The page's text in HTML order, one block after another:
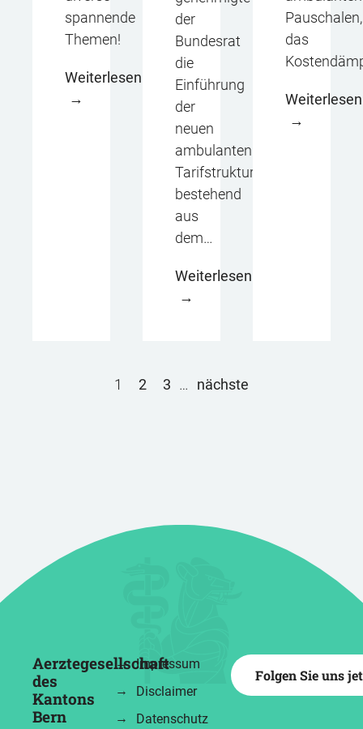
spannende
Themen!
Weiterlesen
der
Bundesrat
die
Einführung
der
neuen
ambulanten
Tarifstruktur
bestehend
aus
dem…
Weiterlesen
Pauschalen,
das
Weiterlesen
1 2 3 … nächste
Aerztegesellschaft
des
Kantons
Bern
Impressum
Disclaimer
Datenschutz
Folgen Sie uns